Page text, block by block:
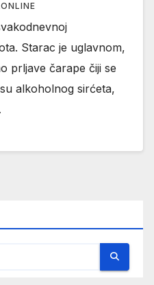
Starac je uglavnom,
prljave čarape čiji se
alkoholnog sirćeta,